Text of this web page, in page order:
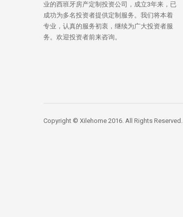
业的西班牙房产定制投资公司，成立3年来，已
成功为多名投资者提供定制服务。我们将本着
专业，认真的服务初衷，继续为广大投资者服
务。欢迎投资者前来咨询。
Copyright © Xilehome 2016. All Rights Reserved.